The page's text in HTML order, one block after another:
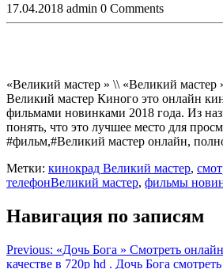
17.04.2018 admin 0 Comments
«Великий мастер » \\ «Великий мастер
Великий мастер Киного это онлайн
фильмами новинками 2018 года. Из
понять, что это лучшее место для
#фильм,#Великий мастер онлайн,
Метки: кинокрад Великий мастер,
телефонВеликий мастер, фильмы
Навигация по записям
Previous: «Дочь Бога » Смотреть
качестве в 720p hd . Дочь Бога